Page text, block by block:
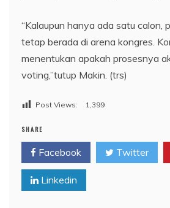
“Kalaupun hanya ada satu calon,
tetap berada di arena kongres.
menentukan apakah prosesnya
voting,”tutup Makin. (trs)
Post Views: 1,399
SHARE
Facebook Twitter
Linkedin